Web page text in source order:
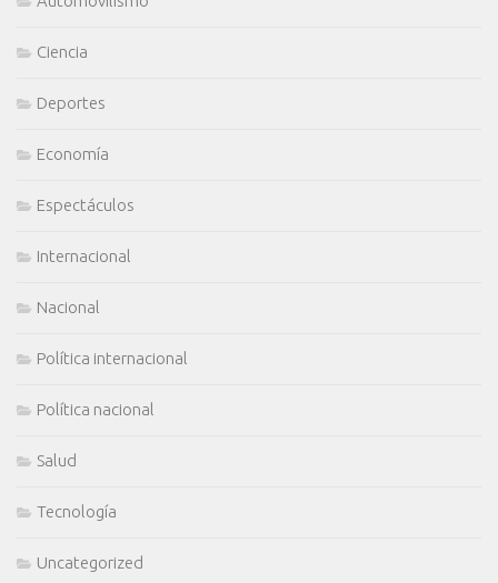
Ciencia
Deportes
Economía
Espectáculos
Internacional
Nacional
Política internacional
Política nacional
Salud
Tecnología
Uncategorized